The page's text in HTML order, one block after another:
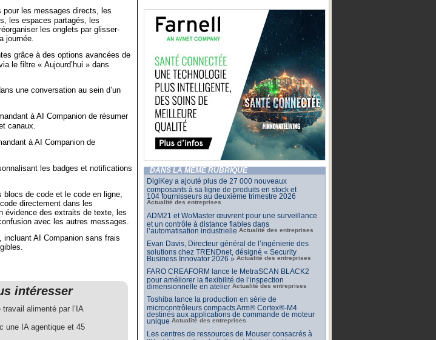
les messages directs, les
les espaces partagés, les
les onglets par glisser-
journée.
grâce à des options avancées de
le filtre « Aujourd’hui » dans
une conversation au sein d’un
à AI Companion de résumer
canaux.
à AI Companion de
les badges et notifications
blocs de code et le code en ligne,
directement dans les
évidence des extraits de texte, les
avec les autres messages.
AI Companion sans frais
intéresser
alimenté par l’IA
une IA agentique et 45
DANS LA MÊME RUBRIQUE
DigiKey a ajouté plus de 27 000 nouveaux
composants à sa ligne de produits en stock et
104 fournisseurs au deuxième trimestre 2026
Actualité des entreprises
ADM21 et WoMaster œuvrent pour une surveillance
et un contrôle à distance fiables dans
l’automatisation industrielle Actualité des entreprises
Evan Davis, Directeur général de l’ingénierie des
solutions chez TRENDnet, désigné « Security
Business Innovator 2026 » Actualité des entreprises
FARO CREAFORM lance le MetraSCAN BLACK2
pour améliorer la flexibilité de l’inspection
dimensionnelle en atelier Actualité des entreprises
Toshiba lance la production en série de
microcontrôleurs compacts Arm® Cortex®-M4
destinés aux applications de commande de moteur
unique Actualité des entreprises
Les centres de ressources de Mouser consacrés à